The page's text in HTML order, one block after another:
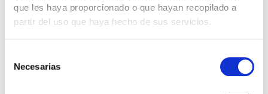
que les haya proporcionado o que hayan recopilado a
partir del uso que haya hecho de sus servicios.
Necesarias
1 2 3